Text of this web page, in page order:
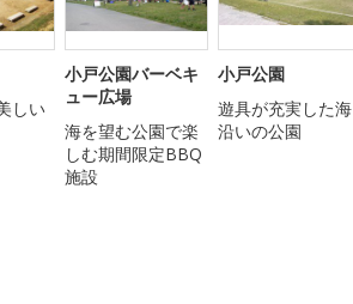
しい
小戸公園バーベキ
ュー広場
海を望む公園で楽
しむ期間限定BBQ
施設
小戸公園
遊具が充実した海
沿いの公園